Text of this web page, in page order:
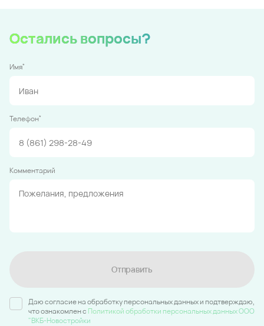
Остались вопросы?
Имя*
Телефон*
Комментарий
Отправить
Даю согласие на обработку персональных данных и подтверждаю,
что ознакомлен c Политикой обработки персональных данных ООО
"ВКБ-Новостройки